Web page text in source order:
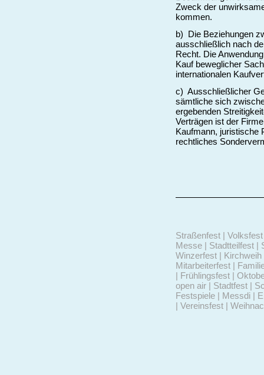
Zweck der
kommen.
b) Die Beziehungen
ausschließlich nach
Recht. Die
Kauf beweglicher
internationalen
c) Ausschließlicher
sämtliche sich
ergebenden
Verträgen ist der
Kaufmann, juristische
rechtliches
Straßenfest |
Messe | Stadtteilfest |
Winzerfest |
Mitarbeiterfest |
| Frühlingsfest |
open air | Stadtfest |
Festspiele | Messdi |
| Vereinsfest |